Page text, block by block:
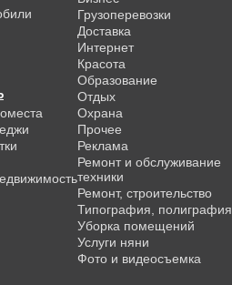
Грузоперевозки
Доставка
Интернет
Красота
Образование
Отдых
Охрана
Прочее
Реклама
Ремонт и обслуживание
техники
Ремонт, строительство
Типография, полиграфия
Уборка помещений
Услуги няни
Фото и видеосъемка